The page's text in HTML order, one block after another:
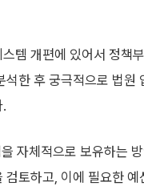
템 개편에 있어서 정책
한 후 궁극적으로 법원
자체적으로 보유하는
토하고, 이에 필요한